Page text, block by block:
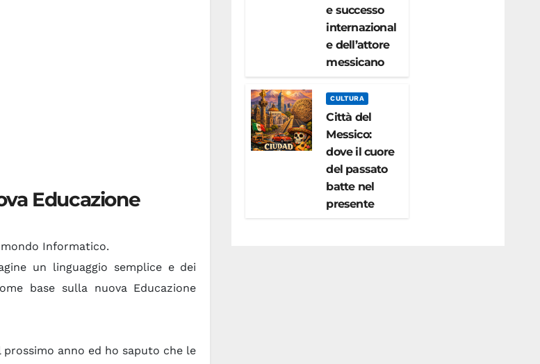
Educazione
Informatico.
un linguaggio semplice e dei
base sulla nuova Educazione
anno ed ho saputo che le
e successo
internazional
e dell’attore
messicano
CULTURA
Città del
Messico:
dove il cuore
del passato
batte nel
presente